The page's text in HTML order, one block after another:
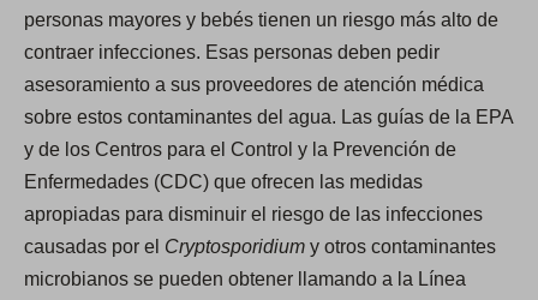
personas mayores y bebés tienen un riesgo más alto de
contraer infecciones. Esas personas deben pedir
asesoramiento a sus proveedores de atención médica
sobre estos contaminantes del agua. Las guías de la EPA
y de los Centros para el Control y la Prevención de
Enfermedades (CDC) que ofrecen las medidas
apropiadas para disminuir el riesgo de las infecciones
causadas por el Cryptosporidium y otros contaminantes
microbianos se pueden obtener llamando a la Línea